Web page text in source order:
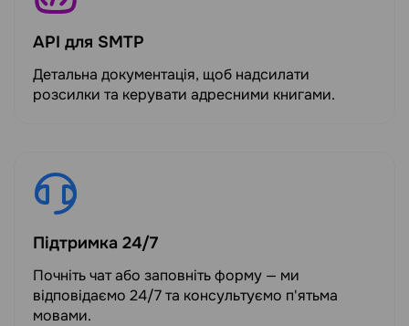
API для SMTP
Детальна документація, щоб надсилати
розсилки та керувати адресними книгами.
Підтримка 24/7
Почніть чат або заповніть форму — ми
відповідаємо 24/7 та консультуємо п'ятьма
мовами.